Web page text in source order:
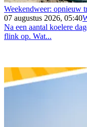
Weekendweer: opnieuw
07 augustus 2026, 05:40
Na een aantal koelere
flink op. Wat...